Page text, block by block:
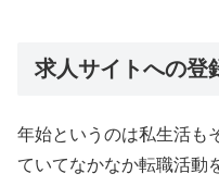
求人サイトへの登
年始というのは私生活も
ていてなかなか転職活動